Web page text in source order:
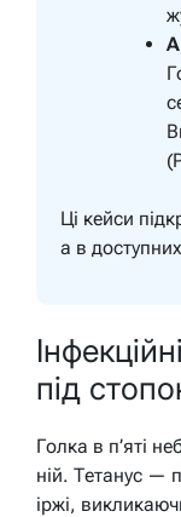
Ці кейси
а в
під
Голка в п’яті
ній. Тетанус —
іржі,